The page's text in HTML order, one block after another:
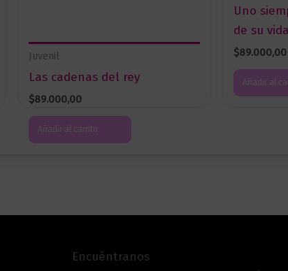
Juvenil
Las cadenas del rey
$89.000,00
Añadir al carrito
Uno
de su vida
$89.000,00
Añadir al
Encuéntranos